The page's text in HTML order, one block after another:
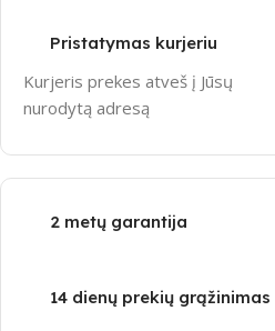
Pristatymas kurjeriu
Kurjeris prekes atveš į Jūsų
nurodytą adresą
2 metų garantija
14 dienų prekių grąžinimas